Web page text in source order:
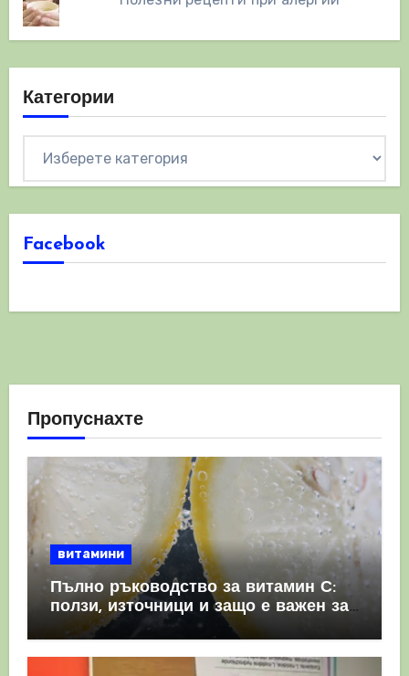
Категории
Facebook
Пропуснахте
витамини
Пълно ръководство за витамин С:
ползи, източници и защо е важен за
имунната система